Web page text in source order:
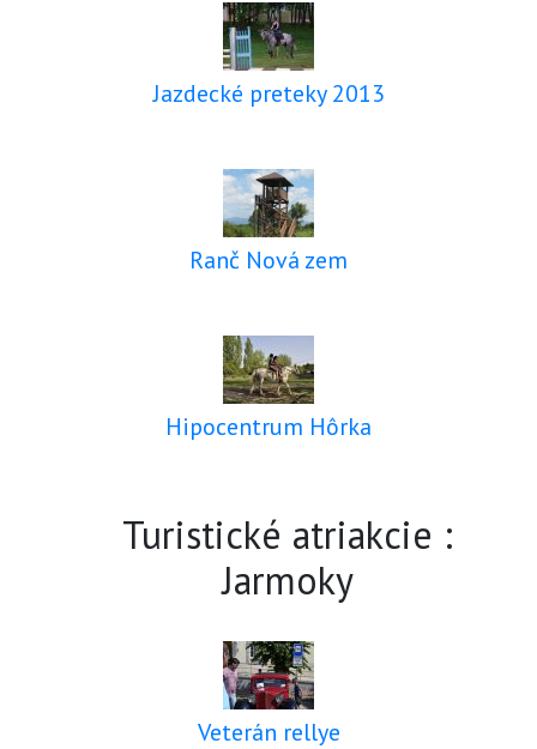
Jazdecké preteky 2013
Ranč Nová zem
Hipocentrum Hôrka
Turistické atriakcie :
Jarmoky
Veterán rellye